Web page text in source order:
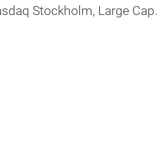
Stockholm, Large Cap.